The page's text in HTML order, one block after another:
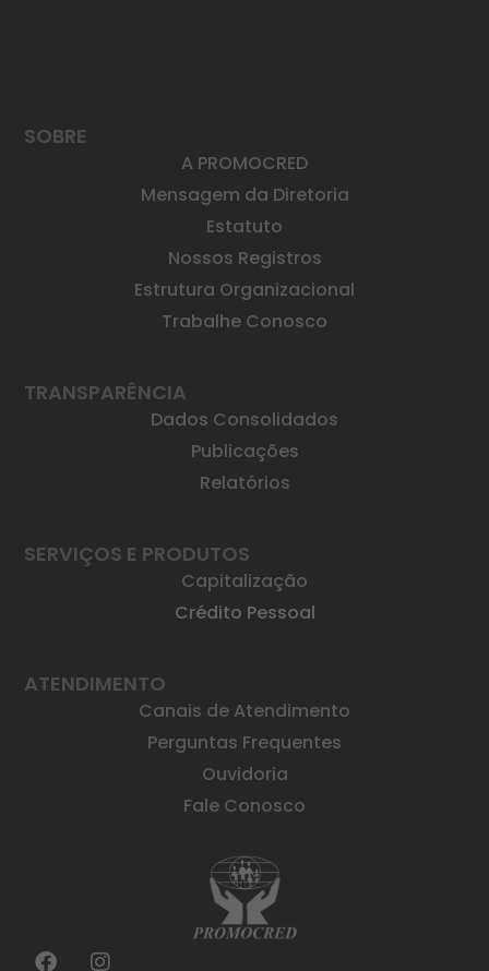
SOBRE
A PROMOCRED
Mensagem da Diretoria
Estatuto
Nossos Registros
Estrutura Organizacional
Trabalhe Conosco
TRANSPARÊNCIA
Dados Consolidados
Publicações
Relatórios
SERVIÇOS E PRODUTOS
Capitalização
Crédito Pessoal
ATENDIMENTO
Canais de Atendimento
Perguntas Frequentes
Ouvidoria
Fale Conosco